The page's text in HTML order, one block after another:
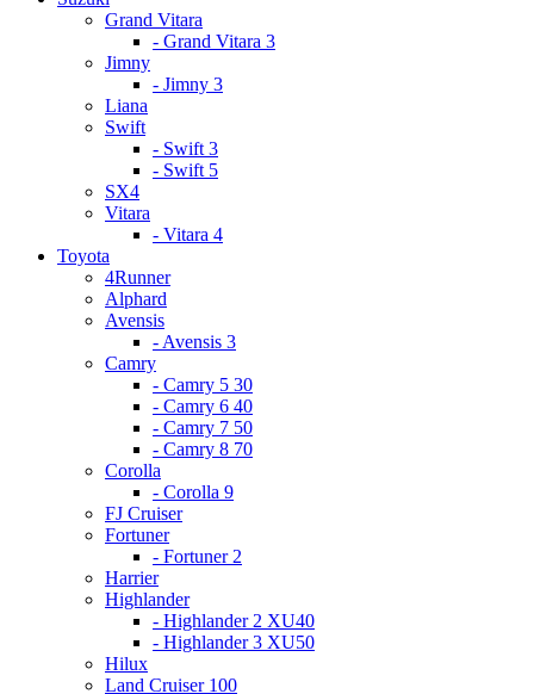
Grand Vitara
- Grand Vitara 3
Jimny
- Jimny 3
Liana
Swift
- Swift 3
- Swift 5
SX4
Vitara
- Vitara 4
Toyota
4Runner
Alphard
Avensis
- Avensis 3
Camry
- Camry 5 30
- Camry 6 40
- Camry 7 50
- Camry 8 70
Corolla
- Corolla 9
FJ Cruiser
Fortuner
- Fortuner 2
Harrier
Highlander
- Highlander 2 XU40
- Highlander 3 XU50
Hilux
Land Cruiser 100